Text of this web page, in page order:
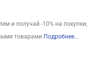
и получай -10% на покупки;
товарами Подробнее...